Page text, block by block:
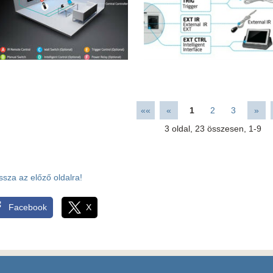
«« « 1 2 3
»
3 oldal, 23 összesen, 1-9
az előző oldalra!
Facebook X